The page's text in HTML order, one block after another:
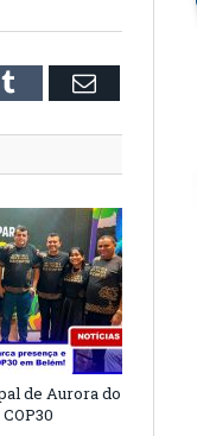
Tumblr Email
de Aurora do